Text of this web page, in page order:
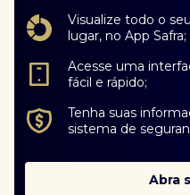
Visualize todo o
lugar, no App Safra;
Acesse uma
fácil e rápido;
Tenha suas
sistema de
Abra